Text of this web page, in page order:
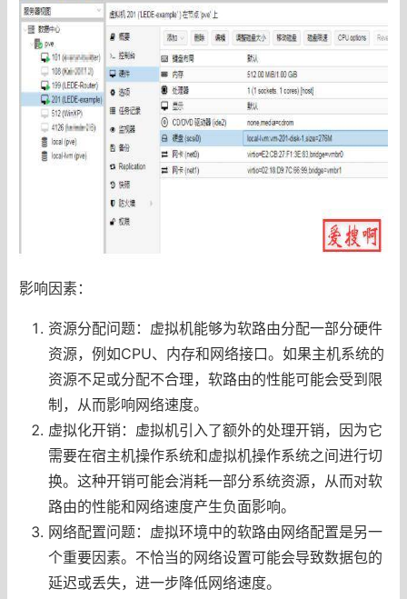
影响因素：
资源分配问题：虚拟机能够为软路由分配一部分硬件
资源，例如CPU、内存和网络接口。如果主机系统的
资源不足或分配不合理，软路由的性能可能会受到限
制，从而影响网络速度。
虚拟化开销：虚拟机引入了额外的处理开销，因为它
需要在宿主机操作系统和虚拟机操作系统之间进行切
换。这种开销可能会消耗一部分系统资源，从而对软
路由的性能和网络速度产生负面影响。
网络配置问题：虚拟环境中的软路由网络配置是另一
个重要因素。不恰当的网络设置可能会导致数据包的
延迟或丢失，进一步降低网络速度。